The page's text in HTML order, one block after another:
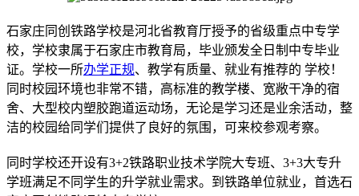
石家庄同创铁路学校是河北省教育厅授予的省级重点中专学
校，学校隶属于石家庄市教育局，毕业颁发全日制中专毕业
证。学校一所办学正规、教学有质量、就业有推荐的 学校！
同时校园环境也非常不错，高标准的教学楼、宽敞干净的宿
舍、大型校内塑胶跑道运动场，无论是学习还是业余活动，整
洁的校园给同学们提供了良好的氛围，可来校参观考察。
同时学校还开设有3+2铁路职业技术学院大专班、3+3大专升
学班满足不同学生的升学就业需求。到铁路单位就业，首选石